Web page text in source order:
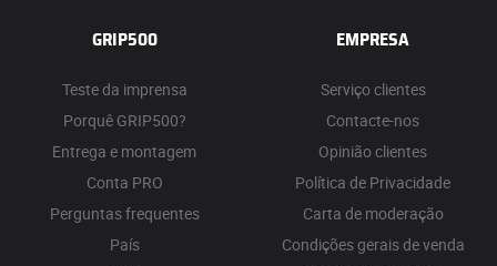
GRIP500
Teste da imprensa
Porquê GRIP500?
Entrega e montagem
Conta PRO
Perguntas frequentes
País
EMPRESA
Serviço clientes
Contacte-nos
Opinião clientes
Política de Privacidade
Carta de moderação
Condições gerais de venda